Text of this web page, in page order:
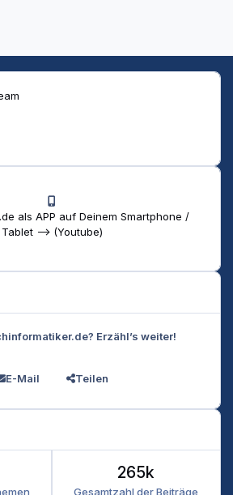
als APP auf Deinem Smartphone /
Tablet --> (Youtube)
Erzähl’s weiter!
E-Mail Teilen
Gesamtzahl der Beiträge
265k